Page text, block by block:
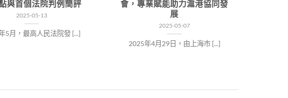
與首個法院判例簡評
2025-05-13
5月，最高人民法院發 [...]
會，專業賦能助力滬港協同發
展
2025-05-07
2025年4月29日，由上海市 [...]